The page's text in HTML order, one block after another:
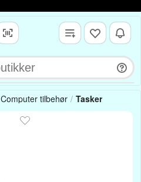
Computer tilbehør Tasker